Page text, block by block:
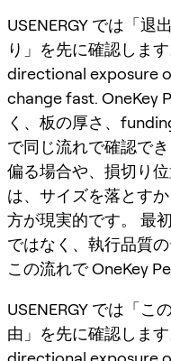
USENERGY では「退
り」を先に確認しま
directional exposure
change fast. OneKey
く、板の厚さ、
で同じ流れで確認で
偏る場合や、損切り
は、サイズを落とす
方が現実的です。 最
ではなく、執行品質
この流れで OneKey
USENERGY では「こ
由」を先に確認しま